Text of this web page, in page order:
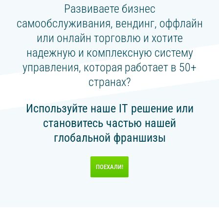
Развиваете бизнес
самообслуживания, вендинг, оффлайн
или онлайн торговлю и хотите
надежную и комплексную систему
управления, которая работает в 50+
странах?
Используйте наше IT решение или
становитесь частью нашей
глобальной франшизы
ПОЕХАЛИ!